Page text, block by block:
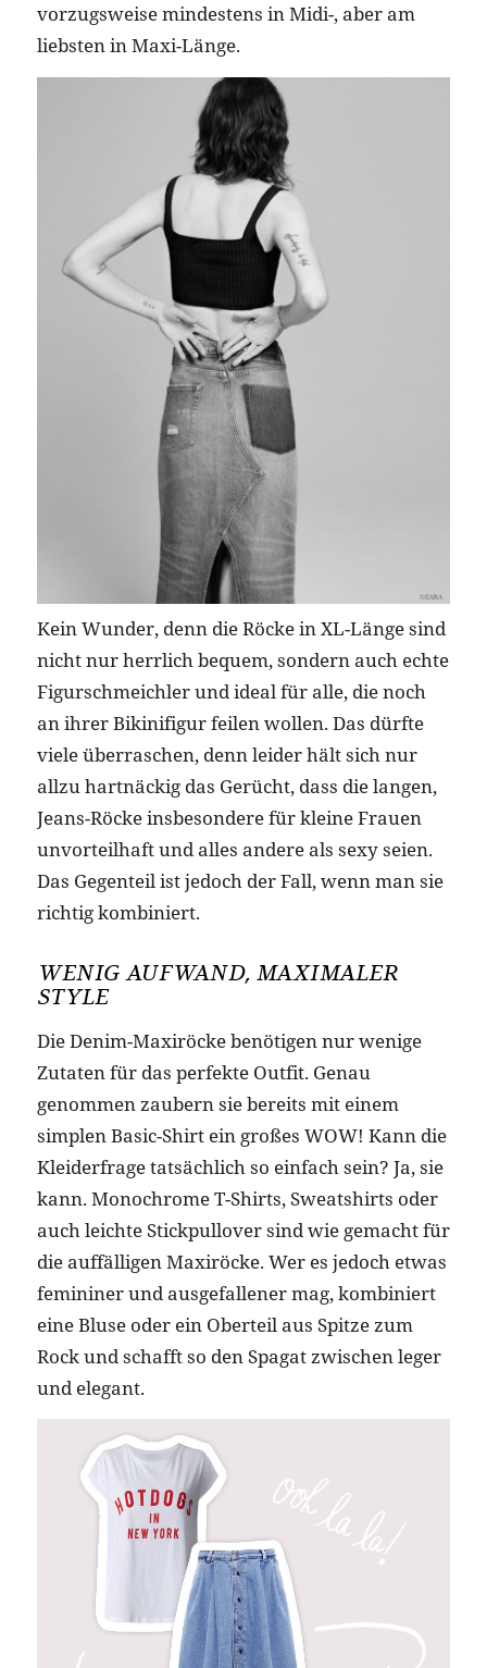
vorzugsweise mindestens in Midi-, aber am
liebsten in Maxi-Länge.
Kein Wunder, denn die Röcke in XL-Länge sind
nicht nur herrlich bequem, sondern auch echte
Figurschmeichler und ideal für alle, die noch
an ihrer Bikinifigur feilen wollen. Das dürfte
viele überraschen, denn leider hält sich nur
allzu hartnäckig das Gerücht, dass die langen,
Jeans-Röcke insbesondere für kleine Frauen
unvorteilhaft und alles andere als sexy seien.
Das Gegenteil ist jedoch der Fall, wenn man sie
richtig kombiniert.
WENIG AUFWAND, MAXIMALER
STYLE
Die Denim-Maxiröcke benötigen nur wenige
Zutaten für das perfekte Outfit. Genau
genommen zaubern sie bereits mit einem
simplen Basic-Shirt ein großes WOW! Kann die
Kleiderfrage tatsächlich so einfach sein? Ja, sie
kann. Monochrome T-Shirts, Sweatshirts oder
auch leichte Stickpullover sind wie gemacht für
die auffälligen Maxiröcke. Wer es jedoch etwas
femininer und ausgefallener mag, kombiniert
eine Bluse oder ein Oberteil aus Spitze zum
Rock und schafft so den Spagat zwischen leger
und elegant.